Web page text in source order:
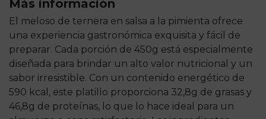
Más información
El meloso de ternera en salsa a la pimienta ofrece
una experiencia gastronómica exquisita y fácil de
preparar. Cada porción de 450g está especialmente
diseñada para brindar un alto valor nutricional y un
sabor irresistible. Con un contenido energético de
590 kcal, este platillo proporciona 32,8g de grasas y
46,8g de proteínas, lo que lo hace ideal para un